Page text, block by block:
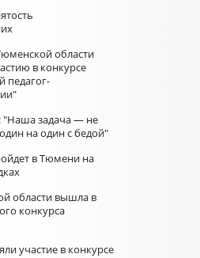
области
в конкурсе
"Наша задача — не
на один с бедой"
в Тюмени на
области вышла в
конкурса
участие в конкурсе